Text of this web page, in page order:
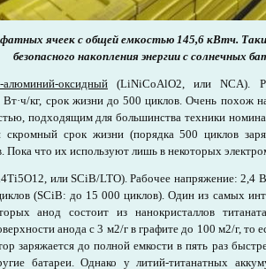
ячеек с общей емкостью 145,6 кВтч.
безопасного накопления энергии с солнечных
алюминий-оксидный (LiNiCoAlO2, или NCA).
Вт·ч/кг, срок жизни до 500 циклов. Очень похож
подходящим для большинства техники
скромный срок жизни (порядка 500 циклов
Пока что их используют лишь в некоторых
или SCiB/LTO). Рабочее напряжение: 2,4
(SCiB: до 15 000 циклов). Один из самых
анод состоит из нанокристаллов
анода с 3 м2/г в графите до 100 м2/г, то
заряжается до полной емкости в пять раз
батареи. Однако у литий-титанатных